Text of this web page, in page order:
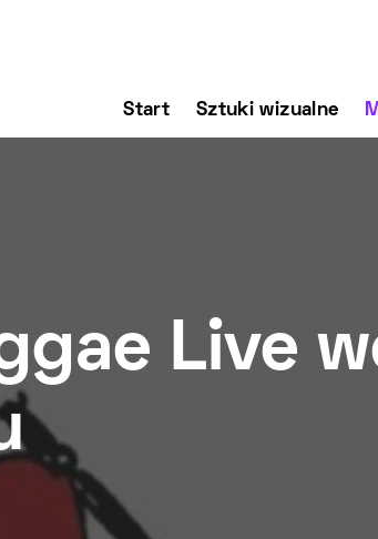
Start Sztuki wizualne
Live